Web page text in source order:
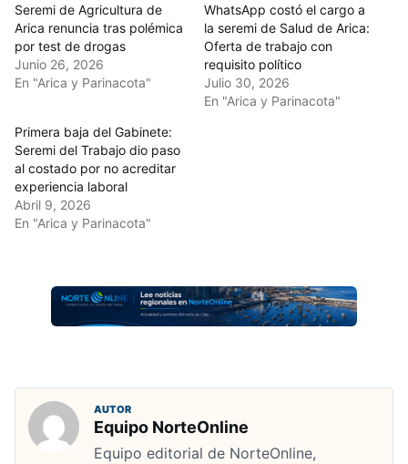
Seremi de Agricultura de
Arica renuncia tras polémica
por test de drogas
Junio 26, 2026
En "Arica y Parinacota"
WhatsApp costó el cargo a
la seremi de Salud de Arica:
Oferta de trabajo con
requisito político
Julio 30, 2026
En "Arica y Parinacota"
Primera baja del Gabinete:
Seremi del Trabajo dio paso
al costado por no acreditar
experiencia laboral
Abril 9, 2026
En "Arica y Parinacota"
AUTOR
Equipo NorteOnline
Equipo editorial de NorteOnline,